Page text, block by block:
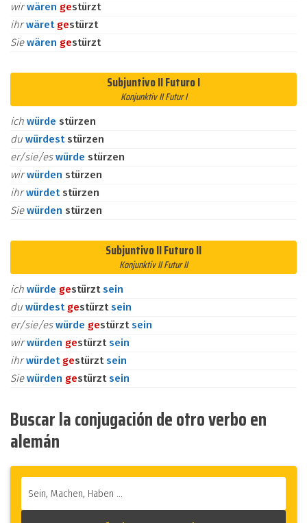
wirwären gestürzt
ihrwäret gestürzt
Siewären gestürzt
Subjuntivo II Futuro I
Konjunktiv II Futur I
ich würde stürzen
du würdest stürzen
er/sie/eswürde stürzen
wirwürden stürzen
ihrwürdet stürzen
Siewürden stürzen
Subjuntivo II Futuro II
Konjunktiv II Futur II
ich würde gestürztsein
du würdest gestürztsein
er/sie/eswürde gestürztsein
wirwürden gestürztsein
ihrwürdet gestürztsein
Siewürden gestürztsein
Buscar la conjugación de otro verbo en
alemán